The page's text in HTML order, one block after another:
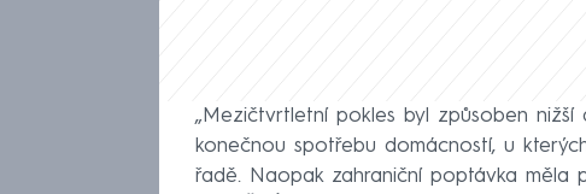
„Mezičtvrtletní pokles byl způsoben
konečnou spotřebu domácností, u
řadě. Naopak zahraniční poptávka měla